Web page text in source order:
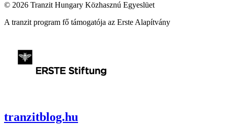
© 2026 Tranzit Hungary Közhasznú Egyeslüet
A tranzit program fő támogatója az Erste Alapítvány
tranzitblog.hu